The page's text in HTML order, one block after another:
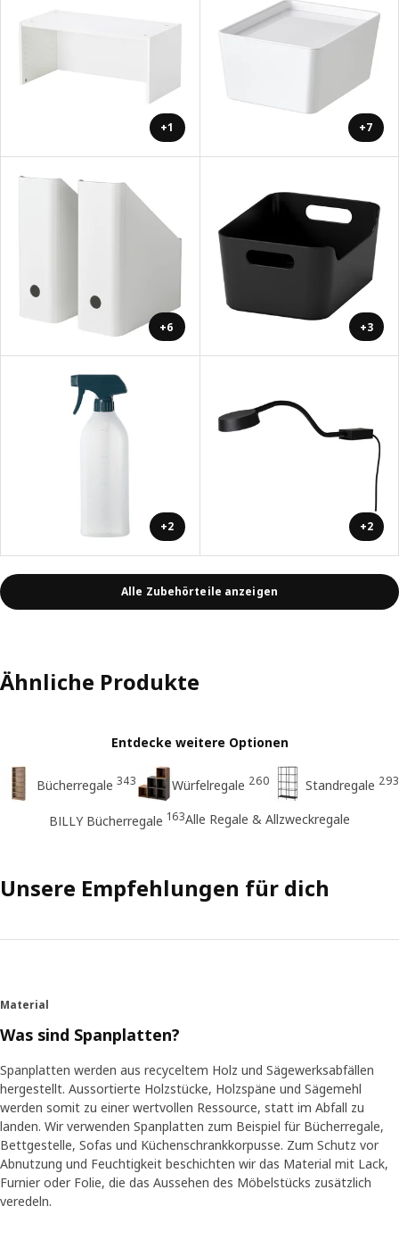
+1 +7
+6 +3
+2 +2
Alle Zubehörteile anzeigen
Ähnliche Produkte
Entdecke weitere Optionen
Bücherregale 343 Würfelregale 260 Standregale 293
BILLY Bücherregale 163Alle Regale & Allzweckregale
Unsere Empfehlungen für dich
Material
Was sind Spanplatten?
Spanplatten werden aus recyceltem Holz und Sägewerksabfällen
hergestellt. Aussortierte Holzstücke, Holzspäne und Sägemehl
werden somit zu einer wertvollen Ressource, statt im Abfall zu
landen. Wir verwenden Spanplatten zum Beispiel für Bücherregale,
Bettgestelle, Sofas und Küchenschrankkorpusse. Zum Schutz vor
Abnutzung und Feuchtigkeit beschichten wir das Material mit Lack,
Furnier oder Folie, die das Aussehen des Möbelstücks zusätzlich
veredeln.